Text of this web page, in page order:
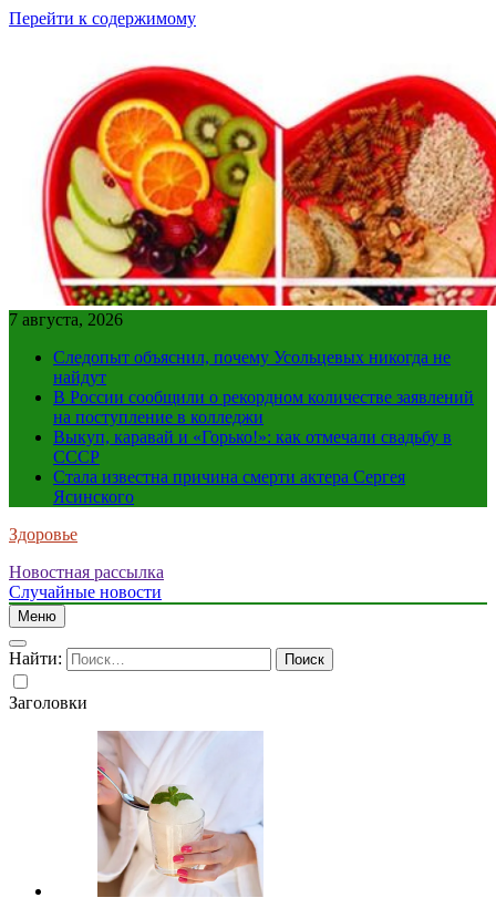
Перейти к содержимому
7 августа, 2026
Следопыт объяснил, почему Усольцевых никогда не
найдут
В России сообщили о рекордном количестве заявлений
на поступление в колледжи
Выкуп, каравай и «Горько!»: как отмечали свадьбу в
СССР
Стала известна причина смерти актера Сергея
Ясинского
Здоровье
Новостная рассылка
Случайные новости
Меню
Найти:
Заголовки